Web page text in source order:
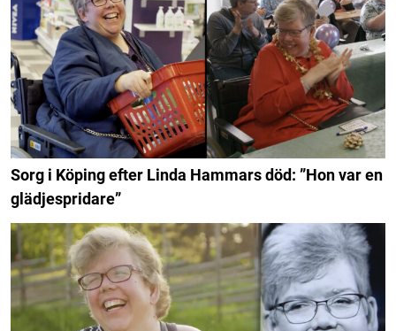
Sorg i Köping efter Linda Hammars död: ”Hon var en
glädjespridare”